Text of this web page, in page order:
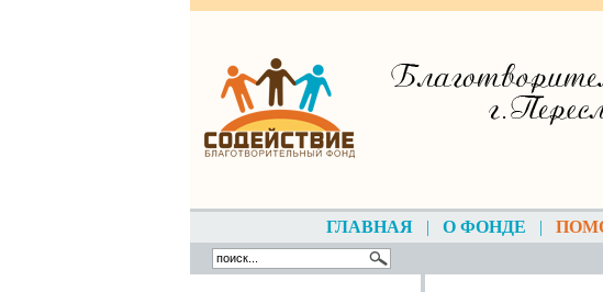
ГЛАВНАЯ | О ФОНДЕ |